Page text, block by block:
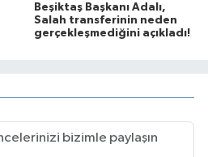
Beşiktaş Başkanı Adalı,
Salah transferinin neden
gerçekleşmediğini açıkladı!